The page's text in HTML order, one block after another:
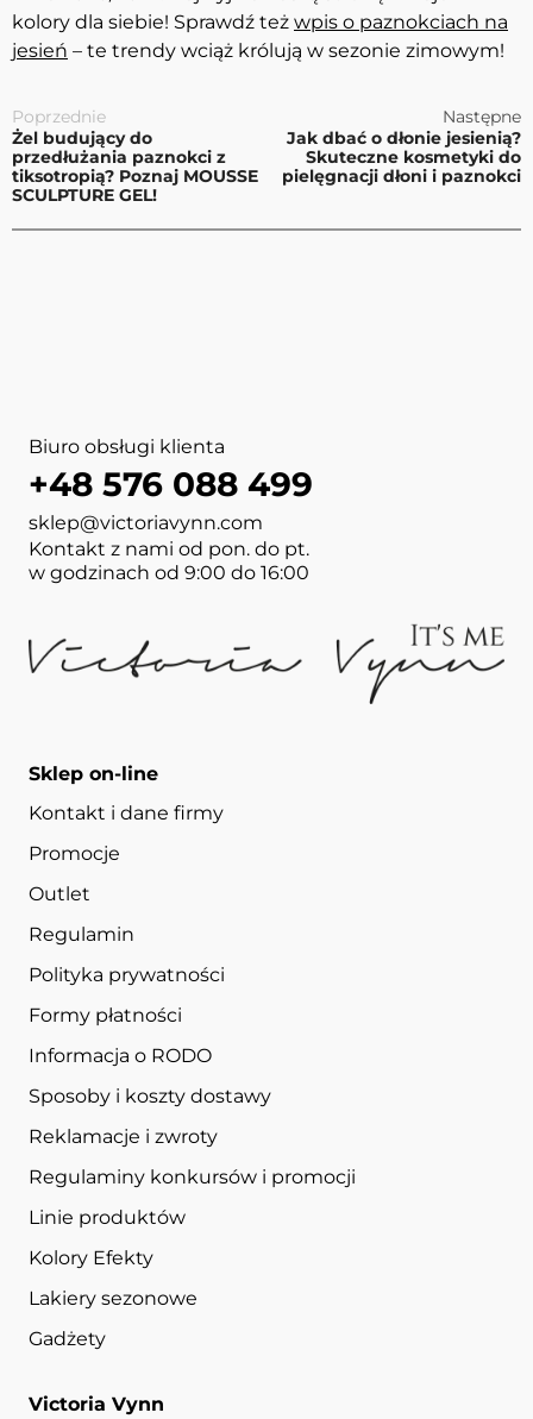
kolory dla siebie! Sprawdź też wpis o paznokciach na
jesień – te trendy wciąż królują w sezonie zimowym!
Poprzednie
Żel budujący do
przedłużania paznokci z
tiksotropią? Poznaj MOUSSE
SCULPTURE GEL!
Następne
Jak dbać o dłonie jesienią?
Skuteczne kosmetyki do
pielęgnacji dłoni i paznokci
Biuro obsługi klienta
+48 576 088 499
sklep@victoriavynn.com
Kontakt z nami od pon. do pt.
w godzinach od 9:00 do 16:00
Sklep on-line
Kontakt i dane firmy
Promocje
Outlet
Regulamin
Polityka prywatności
Formy płatności
Informacja o RODO
Sposoby i koszty dostawy
Reklamacje i zwroty
Regulaminy konkursów i promocji
Linie produktów
Kolory Efekty
Lakiery sezonowe
Gadżety
Victoria Vynn